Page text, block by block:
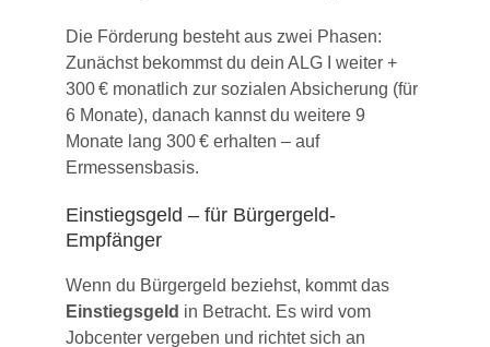
Die Förderung besteht aus zwei Phasen:
Zunächst bekommst du dein ALG I weiter +
300 € monatlich zur sozialen Absicherung (für
6 Monate), danach kannst du weitere 9
Monate lang 300 € erhalten – auf
Ermessensbasis.
Einstiegsgeld – für Bürgergeld-
Empfänger
Wenn du Bürgergeld beziehst, kommt das
Einstiegsgeld in Betracht. Es wird vom
Jobcenter vergeben und richtet sich an